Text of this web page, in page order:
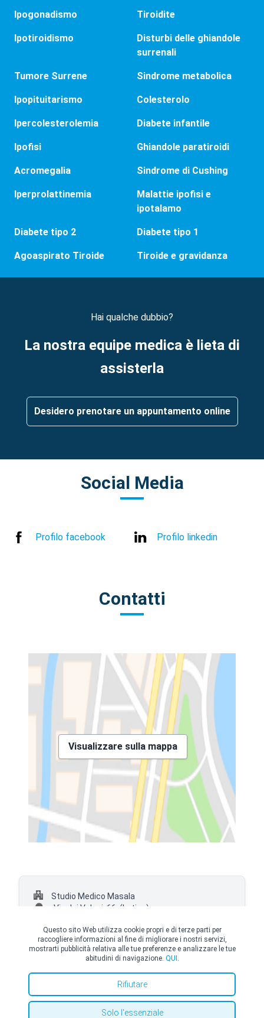
Ipogonadismo Tiroidite
Ipotiroidismo
Disturbi delle ghiandole
surrenali
Tumore Surrene Sindrome metabolica
Ipopituitarismo Colesterolo
Ipercolesterolemia Diabete infantile
Ipofisi Ghiandole paratiroidi
Acromegalia Sindrome di Cushing
Iperprolattinemia
Malattie ipofisi e
ipotalamo
Diabete tipo 2 Diabete tipo 1
Agoaspirato Tiroide Tiroide e gravidanza
Hai qualche dubbio?
La nostra equipe medica è lieta di
assisterla
Desidero prenotare un appuntamento online
Social Media
Profilo facebook Profilo linkedin
Contatti
Visualizzare sulla mappa
Studio Medico Masala
Via dei Volsci, 66, (Latina)
© Copyright Top Doctors 2026. All Right Reserved. Designed and Developed by
Politica sui cookie
Questo sito Web utilizza cookie propri e di terze parti per
raccogliere informazioni al fine di migliorare i nostri servizi,
mostrarti pubblicità relativa alle tue preferenze e analizzare le tue
abitudini di navigazione. QUI.
Rifiutare
Solo l'essenziale